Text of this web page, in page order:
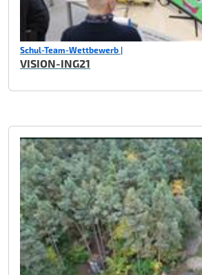
Schul-Team-Wettbewerb |
VISION-ING21